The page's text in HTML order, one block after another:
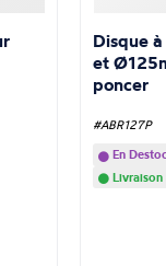
Disque
et
poncer
#ABR127P
En
Livraison